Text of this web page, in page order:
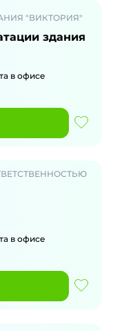
"ВИКТОРИЯ"
здания
в офисе
в офисе